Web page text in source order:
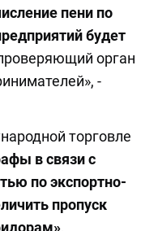
пени по
будет
орган
-
торговле
в связи с
по экспортно-
пропуск
,